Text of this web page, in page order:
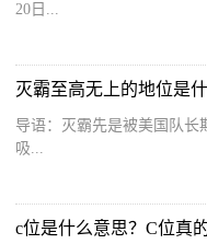
20日...
灭霸至高无上的地位是
导语：灭霸先是被美国队长
吸...
c位是什么意思？C位真